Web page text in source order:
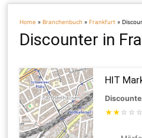
Home »Branchenbuch »Frankfurt »
Discounter in
HIT
★★ ☆ ☆ ☆